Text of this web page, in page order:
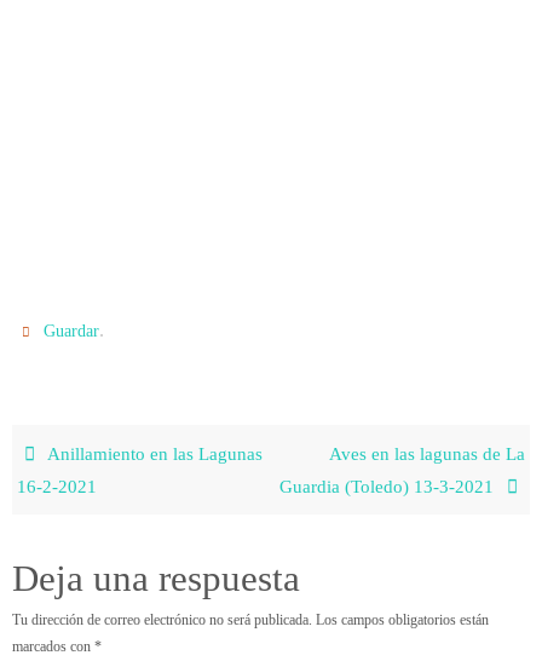
Guardar.
Anillamiento en las Lagunas
16-2-2021
Aves en las lagunas de La
Guardia (Toledo) 13-3-2021
Deja una respuesta
Tu dirección de correo electrónico no será publicada. Los campos obligatorios están
marcados con *